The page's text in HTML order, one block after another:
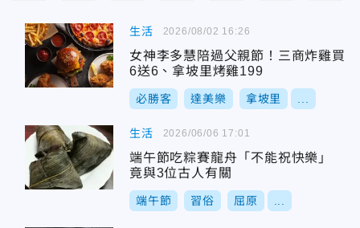
生活
女神李多慧陪過父親節！三商炸雞買
6送6、拿坡里烤雞199
必勝客 達美樂 拿坡里
2026/08/02 16:26
生活
端午節吃粽賽龍舟「不能祝快樂」
竟與3位古人有關
端午節 習俗 屈原
2026/06/06 17:01